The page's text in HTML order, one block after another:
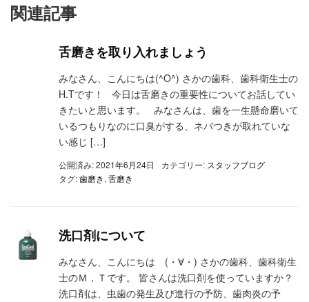
関連記事
舌磨きを取り入れましょう
みなさん、こんにちは(^O^) さかの歯科、歯科衛生士の
H.Tです！ 今日は舌磨きの重要性についてお話してい
きたいと思います。 みなさんは、歯を一生懸命磨いて
いるつもりなのに口臭がする、ネバつきが取れていな
い感じ […]
公開済み: 2021年6月24日 カテゴリー: スタッフブログ
タグ:歯磨き, 舌磨き
洗口剤について
みなさん、こんにちは (・∀・) さかの歯科、歯科衛生
士のＭ，Ｔです。 皆さんは洗口剤を使っていますか？
洗口剤は、虫歯の発生及び進行の予防、歯肉炎の予